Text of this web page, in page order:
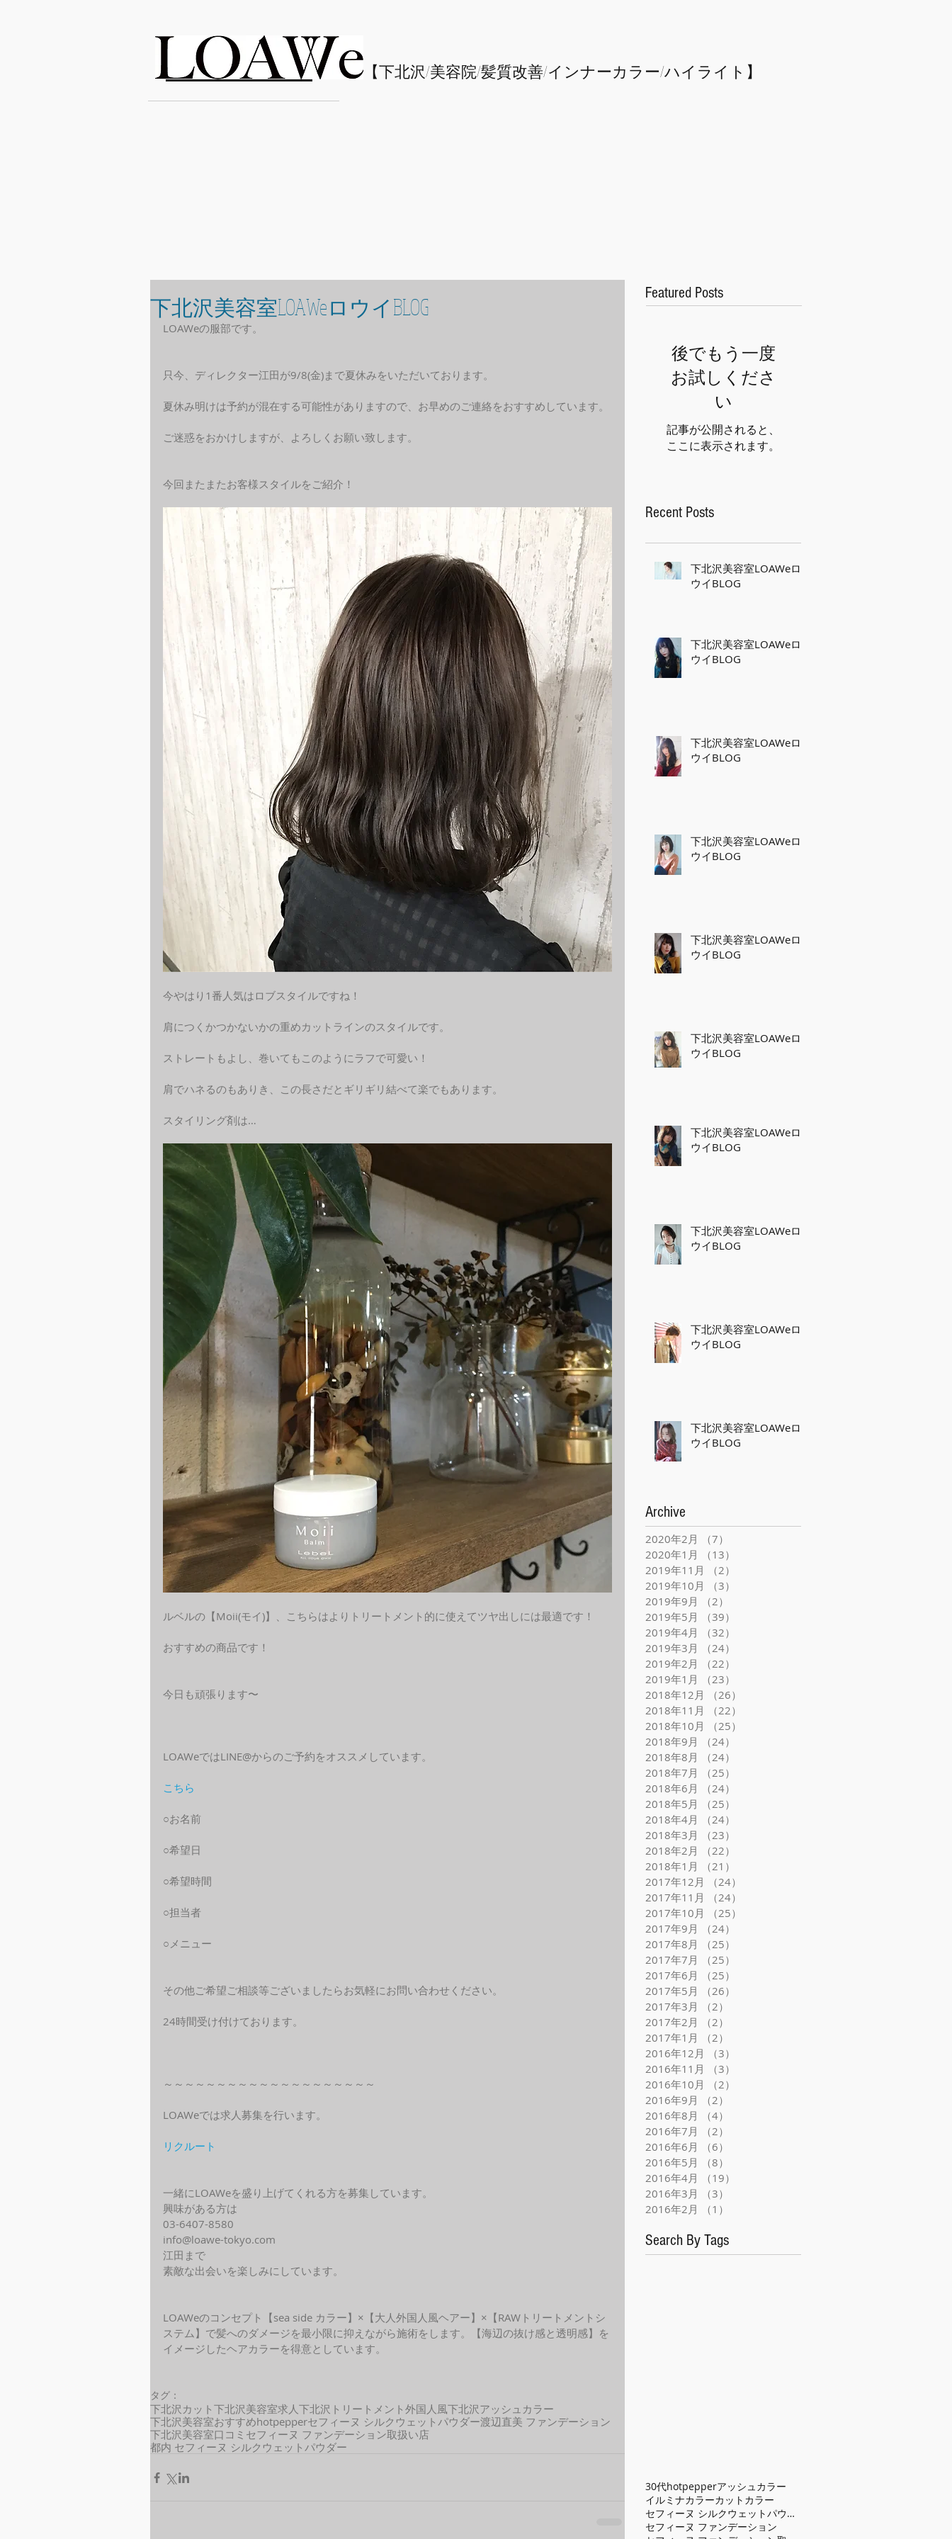
LOAWe ​【下北沢/美容院/髪質改善/インナーカラー/​ハイライト】
下北沢美容室LOAWeロウイBLOG
LOAWeの服部です。
只今、ディレクター江田が9/8(金)まで夏休みをいただいております。
夏休み明けは予約が混在する可能性がありますので、お早めのご連絡をおすすめしています。
ご迷惑をおかけしますが、よろしくお願い致します。
今回またまたお客様スタイルをご紹介！
今やはり1番人気はロブスタイルですね！
肩につくかつかないかの重めカットラインのスタイルです。
ストレートもよし、巻いてもこのようにラフで可愛い！
肩でハネるのもありき、この長さだとギリギリ結べて楽でもあります。
スタイリング剤は…
ルベルの【Moii(モイ)】、こちらはよりトリートメント的に使えてツヤ出しには最適です！
おすすめの商品です！
今日も頑張ります〜
LOAWeではLINE@からのご予約をオススメしています。
こちら
○お名前
○希望日
○希望時間
○担当者
○メニュー
その他ご希望ご相談等ございましたらお気軽にお問い合わせください。
24時間受け付けております。
～～～～～～～～～～～～～～～～～～～～
LOAWeでは求人募集を行います。
リクルート
一緒にLOAWeを盛り上げてくれる方を募集しています。
興味がある方は
03-6407-8580
info@loawe-tokyo.com
江田まで
素敵な出会いを楽しみにしています。
LOAWeのコンセプト【sea side カラー】×【大人外国人風ヘアー】×【RAWトリートメントシ
ステム】で髪へのダメージを最小限に抑えながら施術をします。【海辺の抜け感と透明感】を
イメージしたヘアカラーを得意としています。
タグ：
下北沢カット 下北沢美容室求人下北沢トリートメント 外国人風下北沢アッシュカラー
下北沢美容室おすすめhotpepperセフィーヌ シルクウェットパウダー渡辺直美 ファンデーション
下北沢美容室口コミ セフィーヌ ファンデーション取扱い店
都内 セフィーヌ シルクウェットパウダー
Featured Posts
後でもう一度
お試しくださ
い
記事が公開されると、
ここに表示されます。
Recent Posts
下北沢美容室LOAWeロ
ウイBLOG
下北沢美容室LOAWeロ
ウイBLOG
下北沢美容室LOAWeロ
ウイBLOG
下北沢美容室LOAWeロ
ウイBLOG
下北沢美容室LOAWeロ
ウイBLOG
下北沢美容室LOAWeロ
ウイBLOG
下北沢美容室LOAWeロ
ウイBLOG
下北沢美容室LOAWeロ
ウイBLOG
下北沢美容室LOAWeロ
ウイBLOG
下北沢美容室LOAWeロ
ウイBLOG
Archive
2020年2月 （7）
2020年1月
（13）
2019年11月
（2）
2019年10月
（3）
2019年9月
（2）
2019年5月
（39）
2019年4月
（32）
2019年3月
（24）
2019年2月
（22）
2019年1月
（23）
2018年12月
（26）
2018年11月
（22）
2018年10月
（25）
2018年9月
（24）
2018年8月
（24）
2018年7月
（25）
2018年6月
（24）
2018年5月
（25）
2018年4月
（24）
2018年3月
（23）
2018年2月
（22）
2018年1月
（21）
2017年12月
（24）
2017年11月
（24）
2017年10月
（25）
2017年9月
（24）
2017年8月
（25）
2017年7月
（25）
2017年6月
（25）
2017年5月
（26）
2017年3月
（2）
2017年2月
（2）
2017年1月
（2）
2016年12月
（3）
2016年11月
（3）
2016年10月
（2）
2016年9月
（2）
2016年8月
（4）
2016年7月
（2）
2016年6月
（6）
2016年5月
（8）
2016年4月
（19）
2016年3月
（3）
2016年2月
（1）
Search By Tags
30代hotpepperアッシュカラー
イルミナカラーカット カラー
セフィーヌ シルクウェットパウダー
セフィーヌ ファンデーション